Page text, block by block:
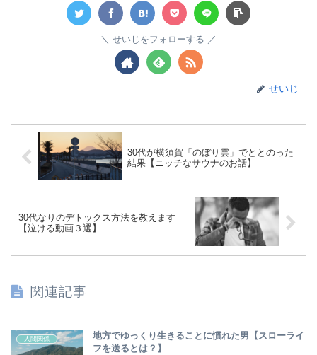
せいじをフォローする
せいじ
30代が横須賀「のぼり雲」でととのった
結果【ニッチなサウナのお話】
30代なりのデトックス方法を教えます
【泣ける動画３選】
関連記事
人間関係
地方でゆっくり生きることに慣れた男【スローライ
フを送るとは？】